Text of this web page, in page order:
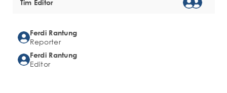
Tim Editor
Ferdi Rantung
Reporter
Ferdi Rantung
Editor